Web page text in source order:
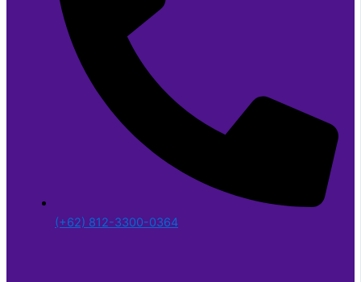
(+62) 812-3300-0364